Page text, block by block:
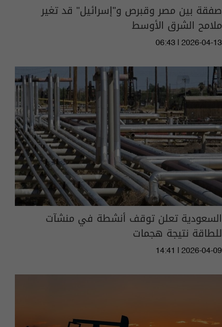
صفقة بين مصر وقبرص و"إسرائيل" قد تغير
ملامح الشرق الأوسط
06:43 | 2026-04-13
السعودية تعلن توقف أنشطة في منشآت
للطاقة نتيجة هجمات
14:41 | 2026-04-09